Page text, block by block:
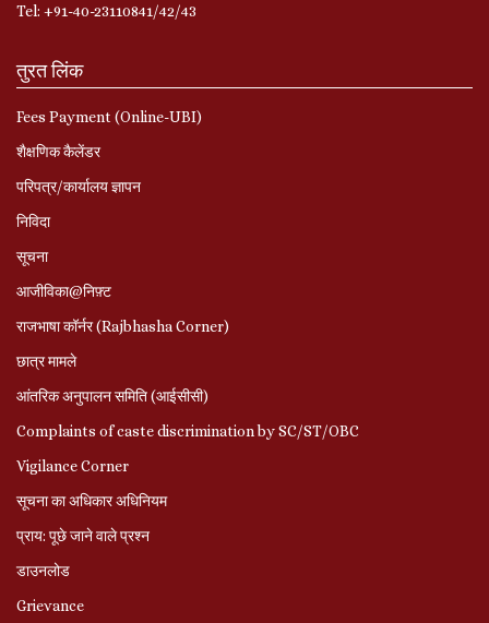
Tel: +91-40-23110841/42/43
तुरत लिंक
Fees Payment (Online-UBI)
शैक्षणिक कैलेंडर
परिपत्र/कार्यालय ज्ञापन
निविदा
सूचना
आजीविका@निफ़्ट
राजभाषा कॉर्नर (Rajbhasha Corner)
छात्र मामले
आंतरिक अनुपालन समिति (आईसीसी)
Complaints of caste discrimination by SC/ST/OBC
Vigilance Corner
सूचना का अधिकार अधिनियम
प्राय: पूछे जाने वाले प्रश्‍न
डाउनलोड
Grievance